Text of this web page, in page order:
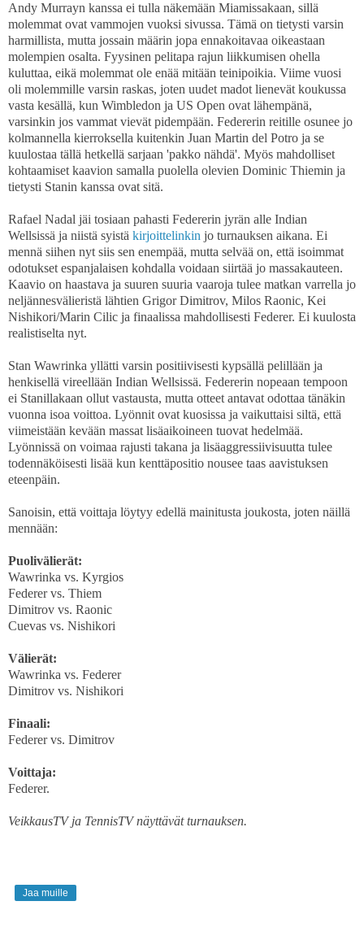
Andy Murrayn kanssa ei tulla näkemään Miamissakaan, sillä
molemmat ovat vammojen vuoksi sivussa. Tämä on tietysti varsin
harmillista, mutta jossain määrin jopa ennakoitavaa oikeastaan
molempien osalta. Fyysinen pelitapa rajun liikkumisen ohella
kuluttaa, eikä molemmat ole enää mitään teinipoikia. Viime vuosi
oli molemmille varsin raskas, joten uudet madot lienevät koukussa
vasta kesällä, kun Wimbledon ja US Open ovat lähempänä,
varsinkin jos vammat vievät pidempään. Federerin reitille osunee jo
kolmannella kierroksella kuitenkin Juan Martin del Potro ja se
kuulostaa tällä hetkellä sarjaan 'pakko nähdä'. Myös mahdolliset
kohtaamiset kaavion samalla puolella olevien Dominic Thiemin ja
tietysti Stanin kanssa ovat sitä.
Rafael Nadal jäi tosiaan pahasti Federerin jyrän alle Indian
Wellsissä ja niistä syistä kirjoittelinkin jo turnauksen aikana. Ei
mennä siihen nyt siis sen enempää, mutta selvää on, että isoimmat
odotukset espanjalaisen kohdalla voidaan siirtää jo massakauteen.
Kaavio on haastava ja suuren suuria vaaroja tulee matkan varrella jo
neljännesvälieristä lähtien Grigor Dimitrov, Milos Raonic, Kei
Nishikori/Marin Cilic ja finaalissa mahdollisesti Federer. Ei kuulosta
realistiselta nyt.
Stan Wawrinka yllätti varsin positiivisesti kypsällä pelillään ja
henkisellä vireellään Indian Wellsissä. Federerin nopeaan tempoon
ei Stanillakaan ollut vastausta, mutta otteet antavat odottaa tänäkin
vuonna isoa voittoa. Lyönnit ovat kuosissa ja vaikuttaisi siltä, että
viimeistään kevään massat lisäaikoineen tuovat hedelmää.
Lyönnissä on voimaa rajusti takana ja lisäaggressiivisuutta tulee
todennäköisesti lisää kun kenttäpositio nousee taas aavistuksen
eteenpäin.
Sanoisin, että voittaja löytyy edellä mainitusta joukosta, joten näillä
mennään:
Puolivälierät:
Wawrinka vs. Kyrgios
Federer vs. Thiem
Dimitrov vs. Raonic
Cuevas vs. Nishikori
Välierät:
Wawrinka vs. Federer
Dimitrov vs. Nishikori
Finaali:
Federer vs. Dimitrov
Voittaja:
Federer.
VeikkausTV ja TennisTV näyttävät turnauksen.
Jaa muille